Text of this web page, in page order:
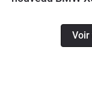
Voir